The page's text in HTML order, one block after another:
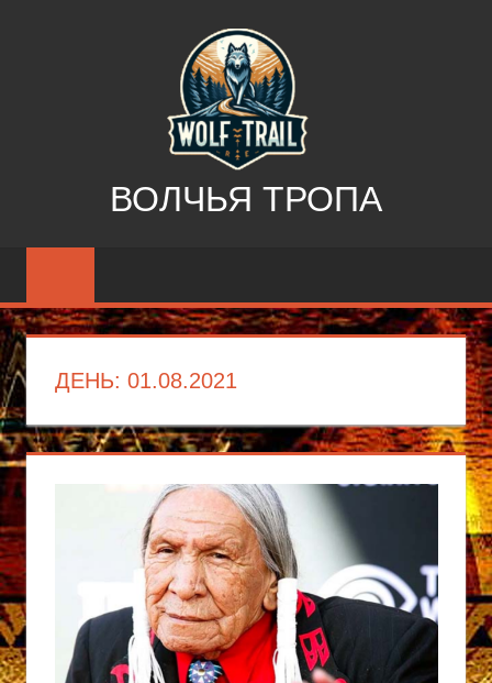
ВОЛЧЬЯ ТРОПА
путеводитель
индейцев
традиции
знания,
ДЕНЬ: 01.08.2021